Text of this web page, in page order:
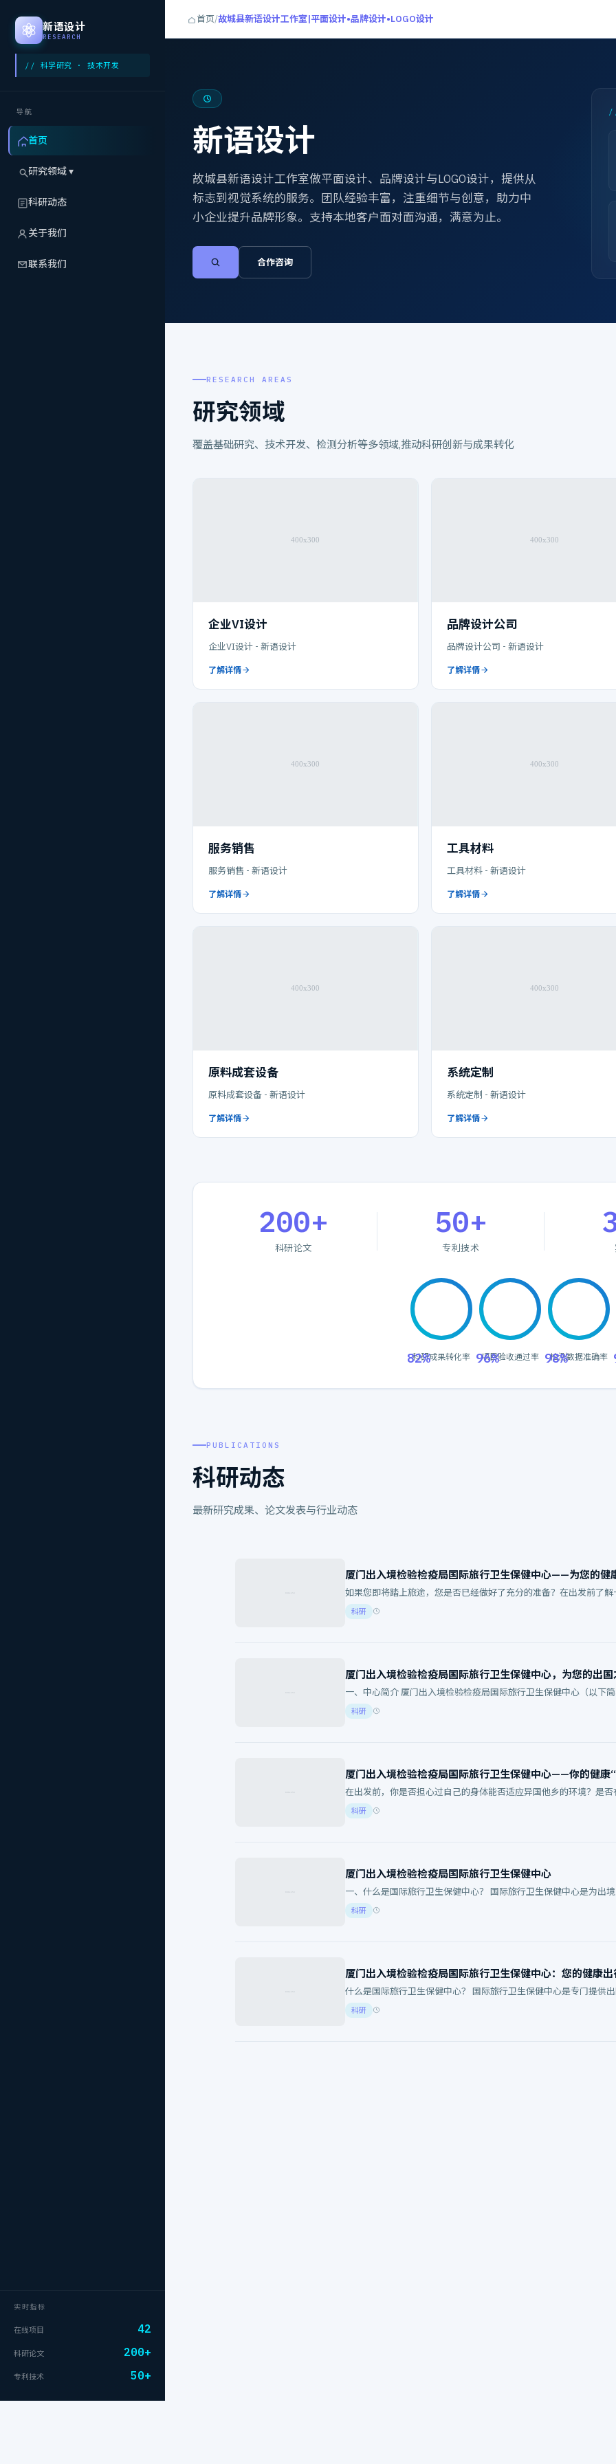
新语设计
RESEARCH
// 科学研究 · 技术开发
导航
首页
研究领域 ▾
企业VI设计
科研动态
关于我们
联系我们
实时指标
在线项目 42
科研论文 200+
专利技术 50+
首页/故城县新语设计工作室|平面设计•品牌设计•LOGO设计
新语设计
故城县新语设计工作室做平面设计、品牌设计与LOGO设计，提供从
标志到视觉系统的服务。团队经验丰富，注重细节与创意，助力中
小企业提升品牌形象。支持本地客户面对面沟通，满意为止。
合作咨询
RESEARCH AREAS
研究领域
覆盖基础研究、技术开发、检测分析等多领域,推动科研创新与成果转化
企业VI设计
企业VI设计 - 新语设计
了解详情
品牌设计公司
品牌设计公司 - 新语设计
了解详情
服务销售
服务销售 - 新语设计
了解详情
工具材料
工具材料 - 新语设计
了解详情
原料成套设备
原料成套设备 - 新语设计
了解详情
系统定制
系统定制 - 新语设计
了解详情
200+
科研论文
50+
专利技术
82%
科研成果转化率 96%
项目验收通过率 98%
检测数据准确率
PUBLICATIONS
科研动态
最新研究成果、论文发表与行业动态
厦门出入境检验检疫局国际旅行卫生保健中心——为您的健
如果您即将踏上旅途，您是否已经做好了充分的准备？在出发前了
旅程。今天我们就一起来聊聊…
科研
厦门出入境检验检疫局国际旅行卫生保健中心，为您的出
一、中心简介 厦门出入境检验检疫局国际旅行卫生保健中心（以下
唯一的国家指定的国际…
科研
厦门出入境检验检疫局国际旅行卫生保健中心——你的健康
在出发前，你是否担心过自己的身体能否适应异国他乡的环境？是
进厦门市出入境检验检疫局国…
科研
厦门出入境检验检疫局国际旅行卫生保健中心
一、什么是国际旅行卫生保健中心？ 国际旅行卫生保健中心是为出
在保障旅途中的人们身体健…
科研
厦门出入境检验检疫局国际旅行卫生保健中心：您的健康出
什么是国际旅行卫生保健中心？ 国际旅行卫生保健中心是专门提供
旨在帮助旅客了解目的地可…
科研